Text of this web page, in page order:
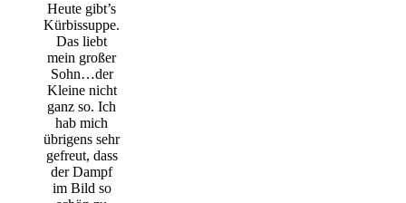
Heute gibt’s
Kürbissuppe.
Das liebt
mein großer
Sohn…der
Kleine nicht
ganz so. Ich
hab mich
übrigens sehr
gefreut, dass
der Dampf
im Bild so